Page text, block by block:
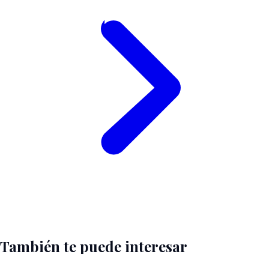
También te puede interesar